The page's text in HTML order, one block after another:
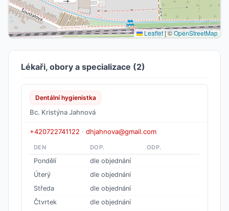
Leaflet|©OpenStreetMap
Lékaři, obory a specializace (2)
Dentální hygienistka
Bc. Kristýna Jahnová
+420722741122 · dhjahnova@gmail.com
DEN DOP. ODP.
Pondělí
dle objednání
Úterý
dle objednání
Středa
dle objednání
Čtvrtek
dle objednání